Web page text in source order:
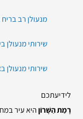
מנעולן רב בריח
שירותי מנעולן
שירותי מנעולן
לידיעתכם
רָמַת הַשָּׁרוֹןהיא עיר